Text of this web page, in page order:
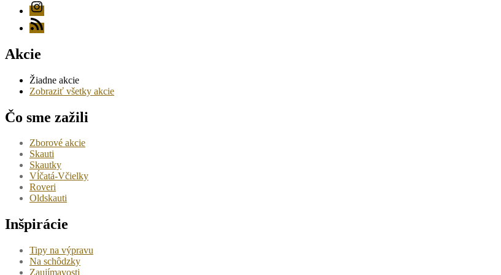
Instagram
RSS
Akcie
Žiadne akcie
Zobraziť všetky akcie
Čo sme zažili
Zborové akcie
Skauti
Skautky
Vĺčatá-Včielky
Roveri
Oldskauti
Inšpirácie
Tipy na výpravu
Na schôdzky
Zaujímavosti